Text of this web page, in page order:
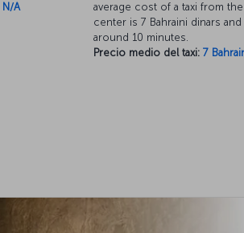
N/A
average cost of a taxi from
center is 7 Bahraini dinars
around 10 minutes.
Precio medio del taxi: 7